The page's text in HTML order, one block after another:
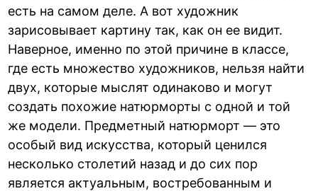
есть на самом деле. А вот художник
зарисовывает картину так, как он ее видит.
Наверное, именно по этой причине в классе,
где есть множество художников, нельзя найти
двух, которые мыслят одинаково и могут
создать похожие натюрморты с одной и той
же модели. Предметный натюрморт — это
особый вид искусства, который ценился
несколько столетий назад и до сих пор
является актуальным, востребованным и